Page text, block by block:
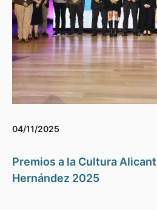
04/11/2025
Premios a la Cultura
Hernández 2025